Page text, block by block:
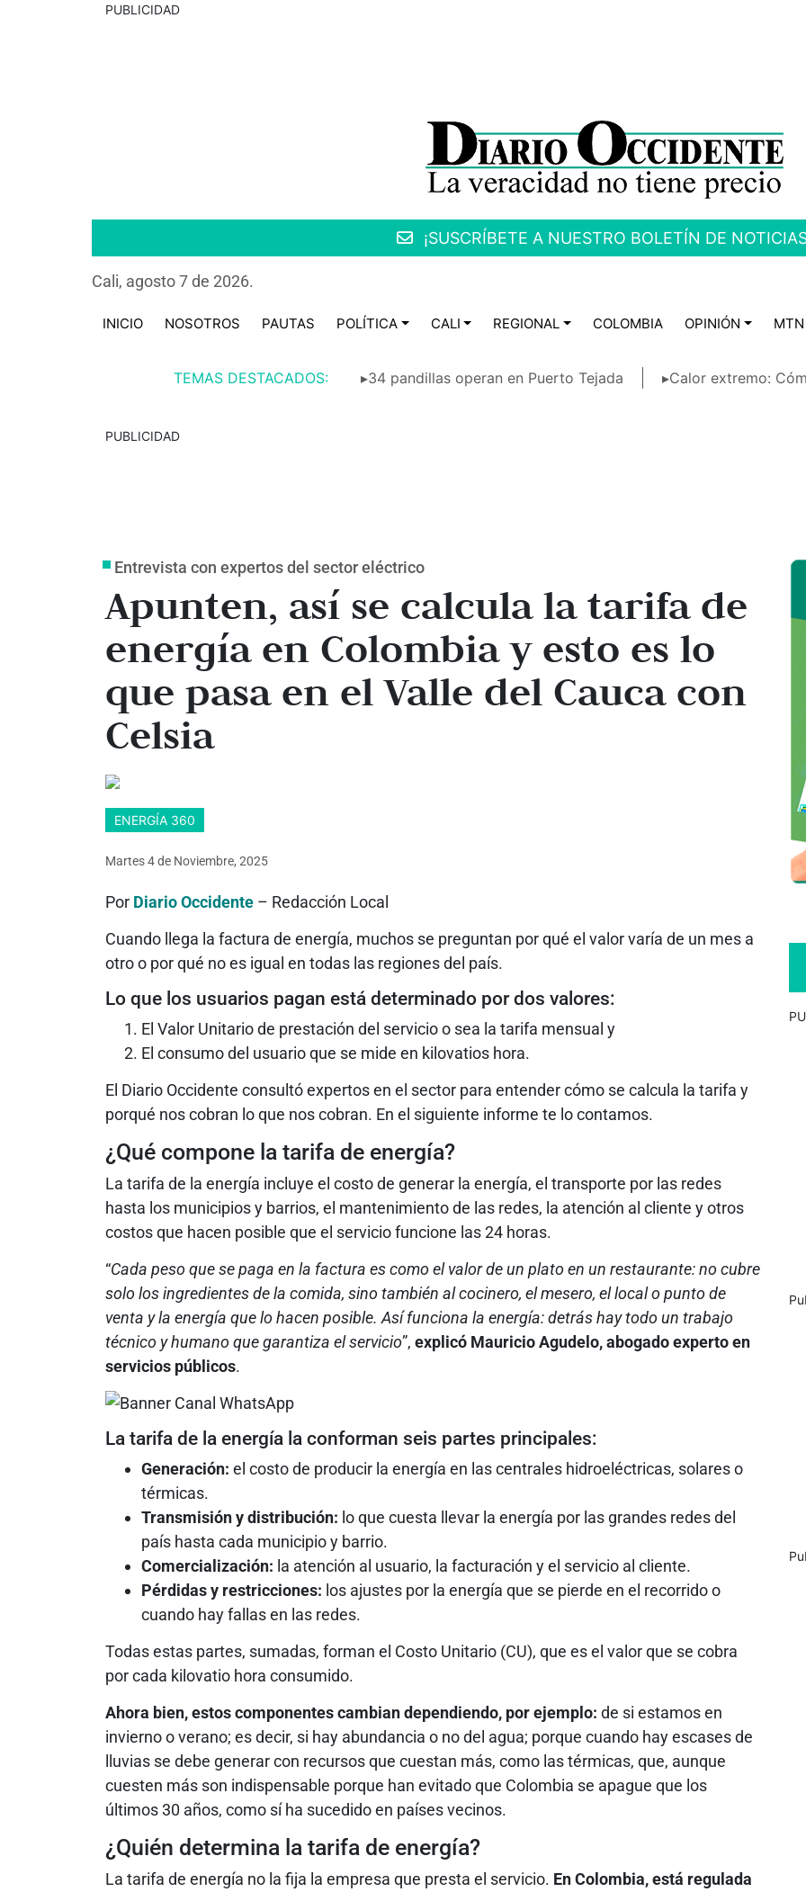
PUBLICIDAD
¡SUSCRÍBETE A NUESTRO BOLETÍN DE
Cali, agosto 7 de 2026.
INICIO NOSOTROS PAUTAS POLÍTICA CALI REGIONAL COLOMBIA OPINIÓN MTN
TEMAS DESTACADOS: ▸34 pandillas operan en Puerto Tejada ▸Calor extremo:
PUBLICIDAD
Entrevista con expertos del sector eléctrico
Apunten, así se calcula la tarifa de
energía en Colombia y esto es lo
que pasa en el Valle del Cauca con
Celsia
ENERGÍA 360
Martes 4de Noviembre, 2025
Por Diario Occidente – Redacción Local
Cuando llega la factura de energía, muchos se preguntan por qué el valor varía de un mes a
otro o por qué no es igual en todas las regiones del país.
Lo que los usuarios pagan está determinado por dos valores:
El Valor Unitario de prestación del servicio o sea la tarifa mensual y
El consumo del usuario que se mide en kilovatios hora.
El Diario Occidente consultó expertos en el sector para entender cómo se calcula la tarifa y
porqué nos cobran lo que nos cobran. En el siguiente informe te lo contamos.
¿Qué compone la tarifa de energía?
La tarifa de la energía incluye el costo de generar la energía, el transporte por las redes
hasta los municipios y barrios, el mantenimiento de las redes, la atención al cliente y otros
costos que hacen posible que el servicio funcione las 24 horas.
“Cada peso que se paga en la factura es como el valor de un plato en un restaurante: no cubre
solo los ingredientes de la comida, sino también al cocinero, el mesero, el local o punto de
venta y la energía que lo hacen posible. Así funciona la energía: detrás hay todo un trabajo
técnico y humano que garantiza el servicio”, explicó Mauricio Agudelo, abogado experto en
servicios públicos.
La tarifa de la energía la conforman seis partes principales:
Generación: el costo de producir la energía en las centrales hidroeléctricas, solares o
térmicas.
Transmisión y distribución: lo que cuesta llevar la energía por las grandes redes del
país hasta cada municipio y barrio.
Comercialización: la atención al usuario, la facturación y el servicio al cliente.
Pérdidas y restricciones: los ajustes por la energía que se pierde en el recorrido o
cuando hay fallas en las redes.
Todas estas partes, sumadas, forman el Costo Unitario (CU), que es el valor que se cobra
por cada kilovatio hora consumido.
Ahora bien, estos componentes cambian dependiendo, por ejemplo: de si estamos en
invierno o verano; es decir, si hay abundancia o no del agua; porque cuando hay escases de
lluvias se debe generar con recursos que cuestan más, como las térmicas, que, aunque
cuesten más son indispensable porque han evitado que Colombia se apague que los
últimos 30 años, como sí ha sucedido en países vecinos.
¿Quién determina la tarifa de energía?
La tarifa de energía no la fija la empresa que presta el servicio. En Colombia, está regulada